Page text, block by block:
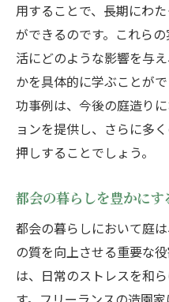
フリーランスの
風景
環境改善に貢献
造園を通じて感じる
都会で感じる四
庭がもたらす日
緑の空間が心に
フリーランス視
い
東京都の自然を
用することで、長期にわ
ができるのです。これら
活にどのような影響を与
かを具体的に学ぶことが
功事例は、今後の庭造り
ョンを提供し、さらに多
押しすることでしょう。
都会の暮らしを豊かにす
都会の暮らしにおいて庭
の質を向上させる重要な
は、日常のストレスを和